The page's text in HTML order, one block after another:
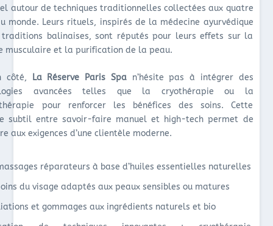
autour de techniques traditionnelles collectées aux quatre
monde. Leurs rituels, inspirés de la médecine ayurvédique
balinaises, sont réputés pour leurs effets sur la
musculaire et la purification de la peau.
côté, La Réserve Paris Span’hésite pas à intégrer des
avancées telles que la cryothérapie ou la
pour renforcer les bénéfices des soins. Cette
subtil entre savoir-faire manuel et high-tech permet de
aux exigences d’une clientèle moderne.
réparateurs à base d’huiles essentielles naturelles
du visage adaptés aux peaux sensibles ou matures
et gommages aux ingrédients naturels et bio